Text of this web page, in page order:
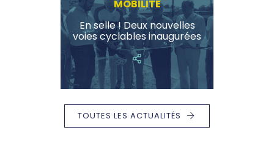
MOBILITÉ
En selle ! Deux nouvelles
voies cyclables inaugurées
TOUTES LES ACTUALITÉS